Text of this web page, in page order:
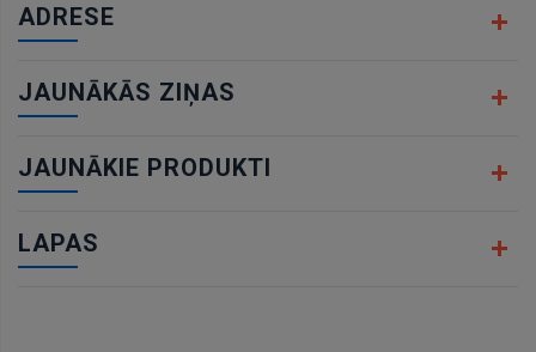
ADRESE
JAUNĀKĀS ZIŅAS
JAUNĀKIE PRODUKTI
LAPAS